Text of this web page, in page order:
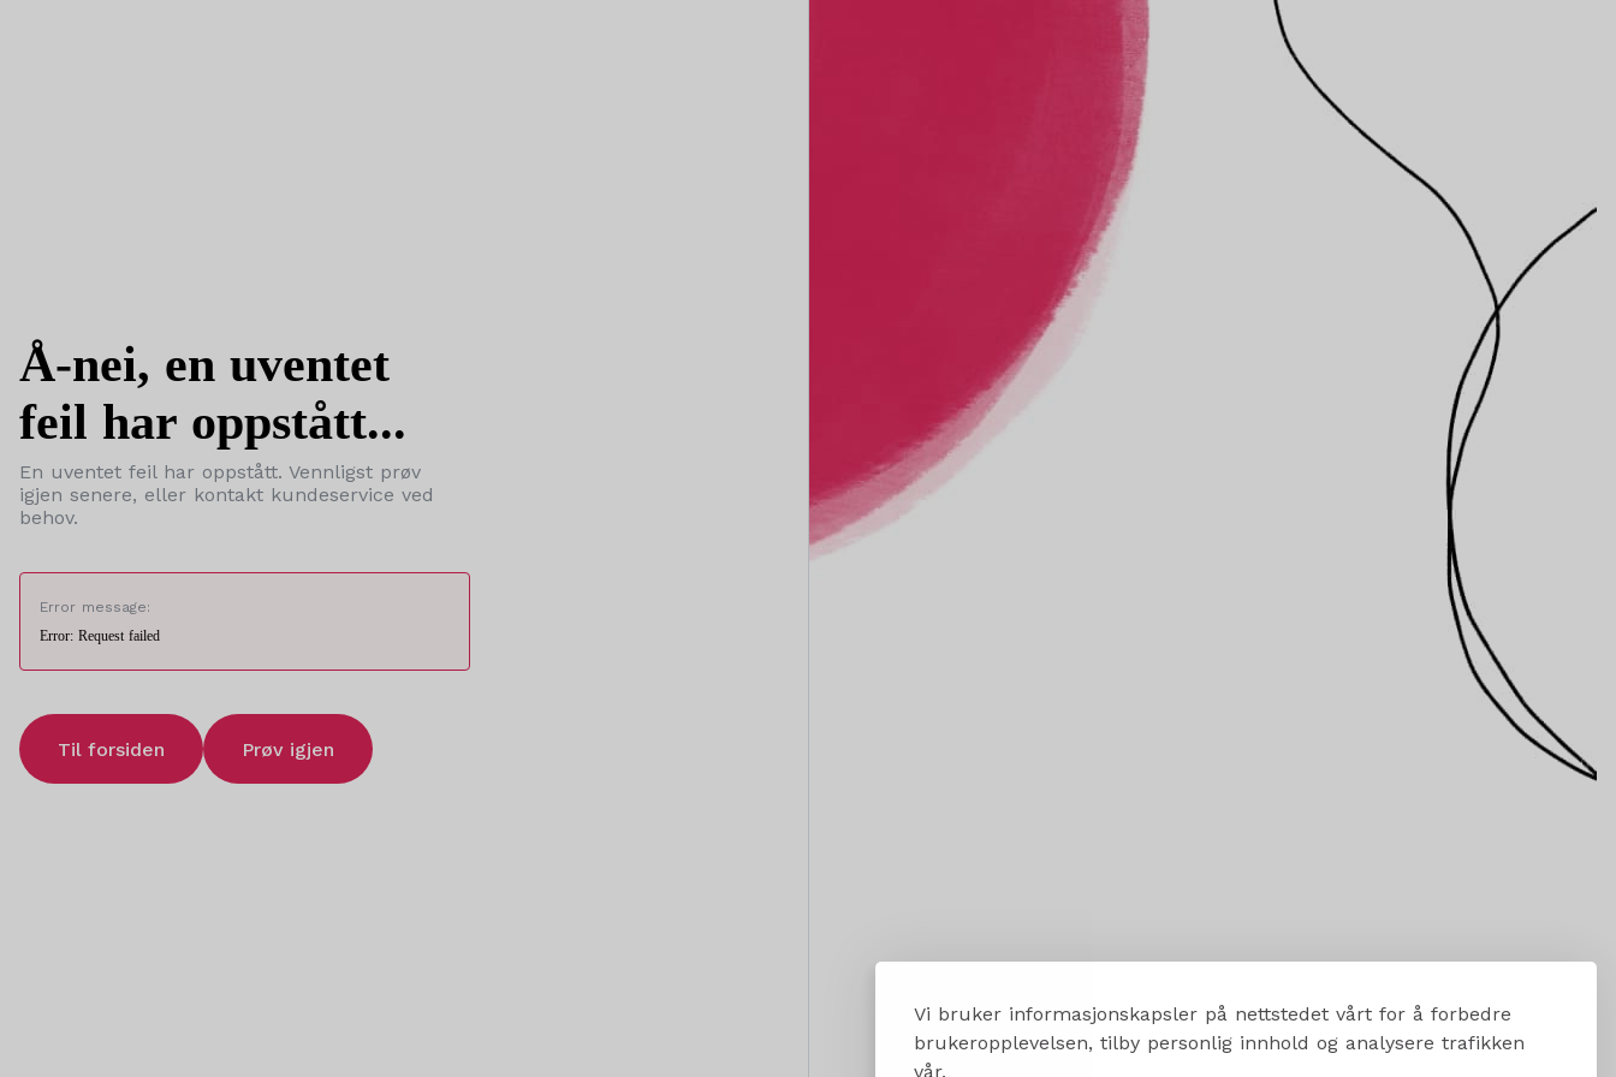
Vi bruker informasjonskapsler på nettstedet vårt for å forbedre
brukeropplevelsen, tilby personlig innhold og analysere trafikken
vår.
Å-nei, en uventet
feil har oppstått...
En uventet feil har oppstått. Vennligst prøv
igjen senere, eller kontakt kundeservice ved
behov.
Error message:
Error: Request failed
Til forsiden Prøv igjen